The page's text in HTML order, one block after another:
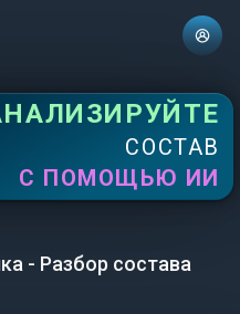
СОСТАВ
С ПОМОЩЬЮ ИИ
- Разбор состава